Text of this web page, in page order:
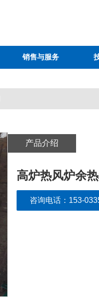
销售与服务
产品介绍
高炉热风炉余
咨询电话：153-